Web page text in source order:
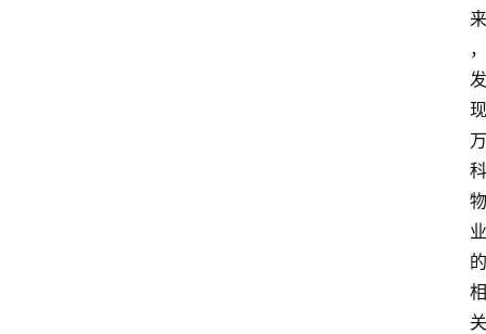
来
，
发
现
万
科
物
业
的
相
关